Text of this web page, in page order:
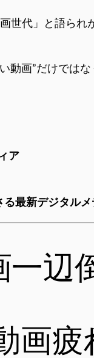
世代」と語ら
動画”だけではな
ア
最新デジタル
一辺
画疲